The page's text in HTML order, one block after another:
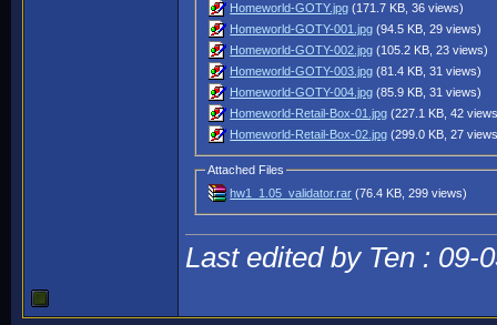
Homeworld-GOTY.jpg (171.7 KB, 36 views)
Homeworld-GOTY-001.jpg (94.5 KB, 29 views)
Homeworld-GOTY-002.jpg (105.2 KB, 23 views)
Homeworld-GOTY-003.jpg (81.4 KB, 31 views)
Homeworld-GOTY-004.jpg (85.9 KB, 31 views)
Homeworld-Retail-Box-01.jpg (227.1 KB, 42
Homeworld-Retail-Box-02.jpg (299.0 KB, 27
Attached Files
hw1_1.05_validator.rar (76.4 KB, 299 views)
Last edited by Ten : 09-